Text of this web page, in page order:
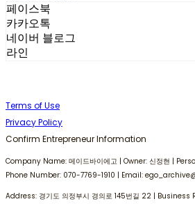
페이스북
카카오톡
네이버 블로그
라인
Terms of Use
Privacy Policy
Confirm Entrepreneur Information
Company Name: 메이드바이에고 | Owner: 신정현 |
Phone Number: 070-7769-1910 | Email:
Address: 경기도 의정부시 경의로 145번길 22 |